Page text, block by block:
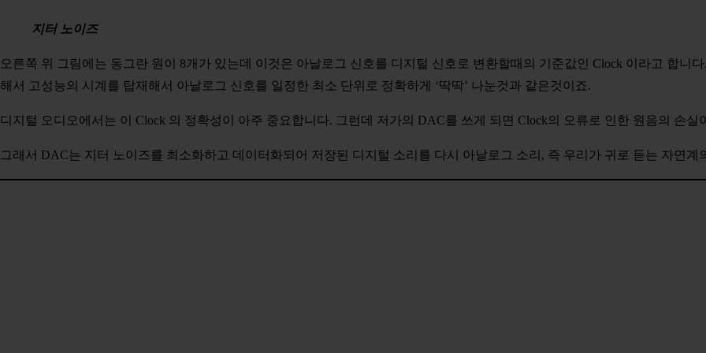
지터 노이즈
오른쪽 위 그림에는 동그란 원이 8개가 있는데 이것은 아날로그 신호를 디지털 신호로 변환할때의 기준값인 Clock 이라고 합니
해서 고성능의 시계를 탑재해서 아날로그 신호를 일정한 최소 단위로 정확하게 ‘딱딱’ 나눈것과 같은것이죠.
디지털 오디오에서는 이 Clock 의 정확성이 아주 중요합니다. 그런데 저가의 DAC를 쓰게 되면 Clock의 오류로 인한 원음의 손
그래서 DAC는 지터 노이즈를 최소화하고 데이터화되어 저장된 디지털 소리를 다시 아날로그 소리, 즉 우리가 귀로 듣는 자연